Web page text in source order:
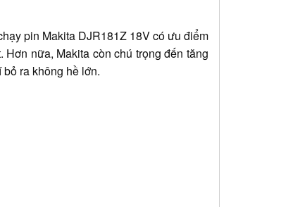
pin Makita DJR181Z 18V có ưu điểm
nữa, Makita còn chú trọng đến tăng
ra không hề lớn.